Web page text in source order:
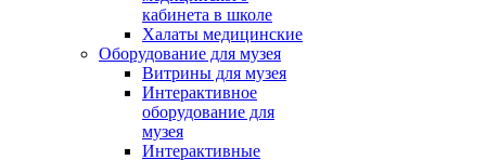
кабинета в школе
Халаты медицинские
Оборудование для музея
Витрины для музея
Интерактивное
оборудование для
музея
Интерактивные